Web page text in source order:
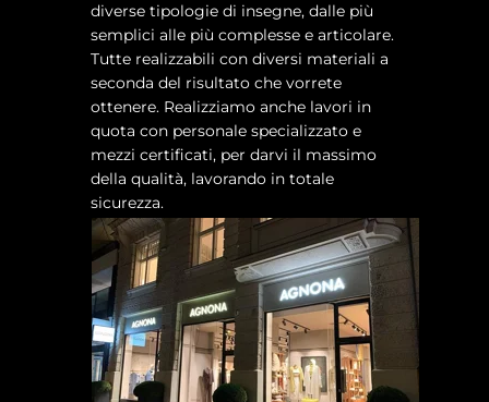
diverse tipologie di insegne, dalle più
semplici alle più complesse e articolare.
Tutte realizzabili con diversi materiali a
seconda del risultato che vorrete
ottenere. Realizziamo anche lavori in
quota con personale specializzato e
mezzi certificati, per darvi il massimo
della qualità, lavorando in totale
sicurezza.